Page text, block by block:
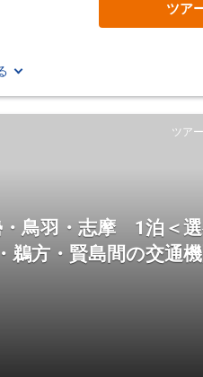
ツア
ツア
・鳥羽・志摩 1泊＜選
方・賢島間の交通機